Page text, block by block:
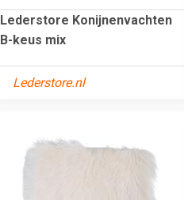
Lederstore Konijnenvachten
B-keus mix
Lederstore.nl